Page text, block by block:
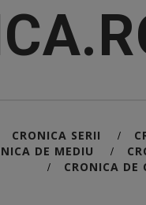
CRONICA SERII /
DE MEDIU /
/ CRONICA DE